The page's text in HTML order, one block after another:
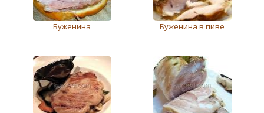
Буженина Буженина в пиве